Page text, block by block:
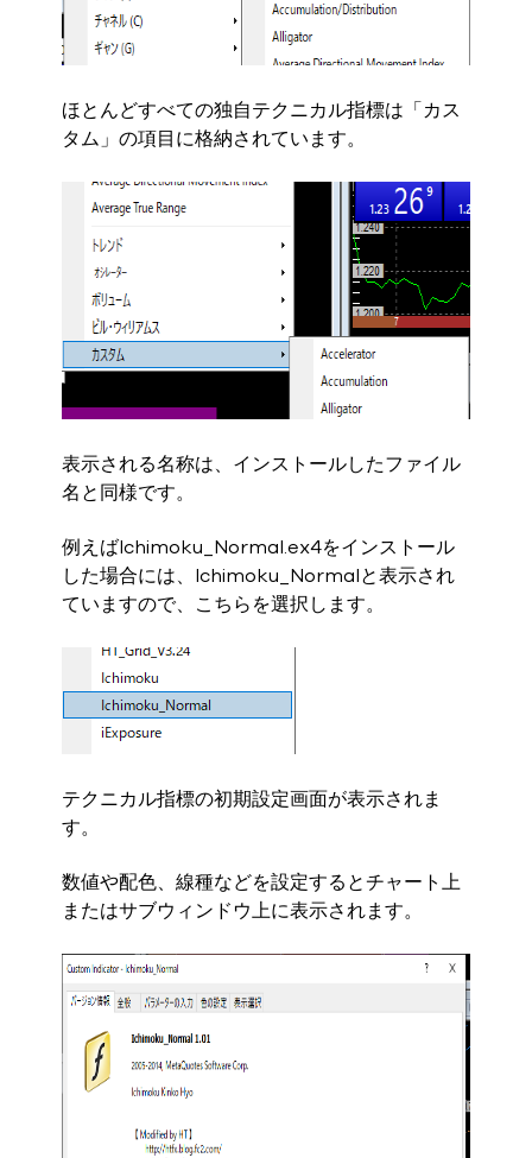
ほとんどすべての独自テクニカル指標は「カス
タム」の項目に格納されています。
表示される名称は、インストールしたファイル
名と同様です。
例えばIchimoku_Normal.ex4をインストール
した場合には、Ichimoku_Normalと表示され
ていますので、こちらを選択します。
テクニカル指標の初期設定画面が表示されま
す。
数値や配色、線種などを設定するとチャート上
またはサブウィンドウ上に表示されます。